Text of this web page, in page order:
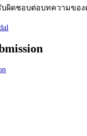
ผิดชอบต่อบทความของ